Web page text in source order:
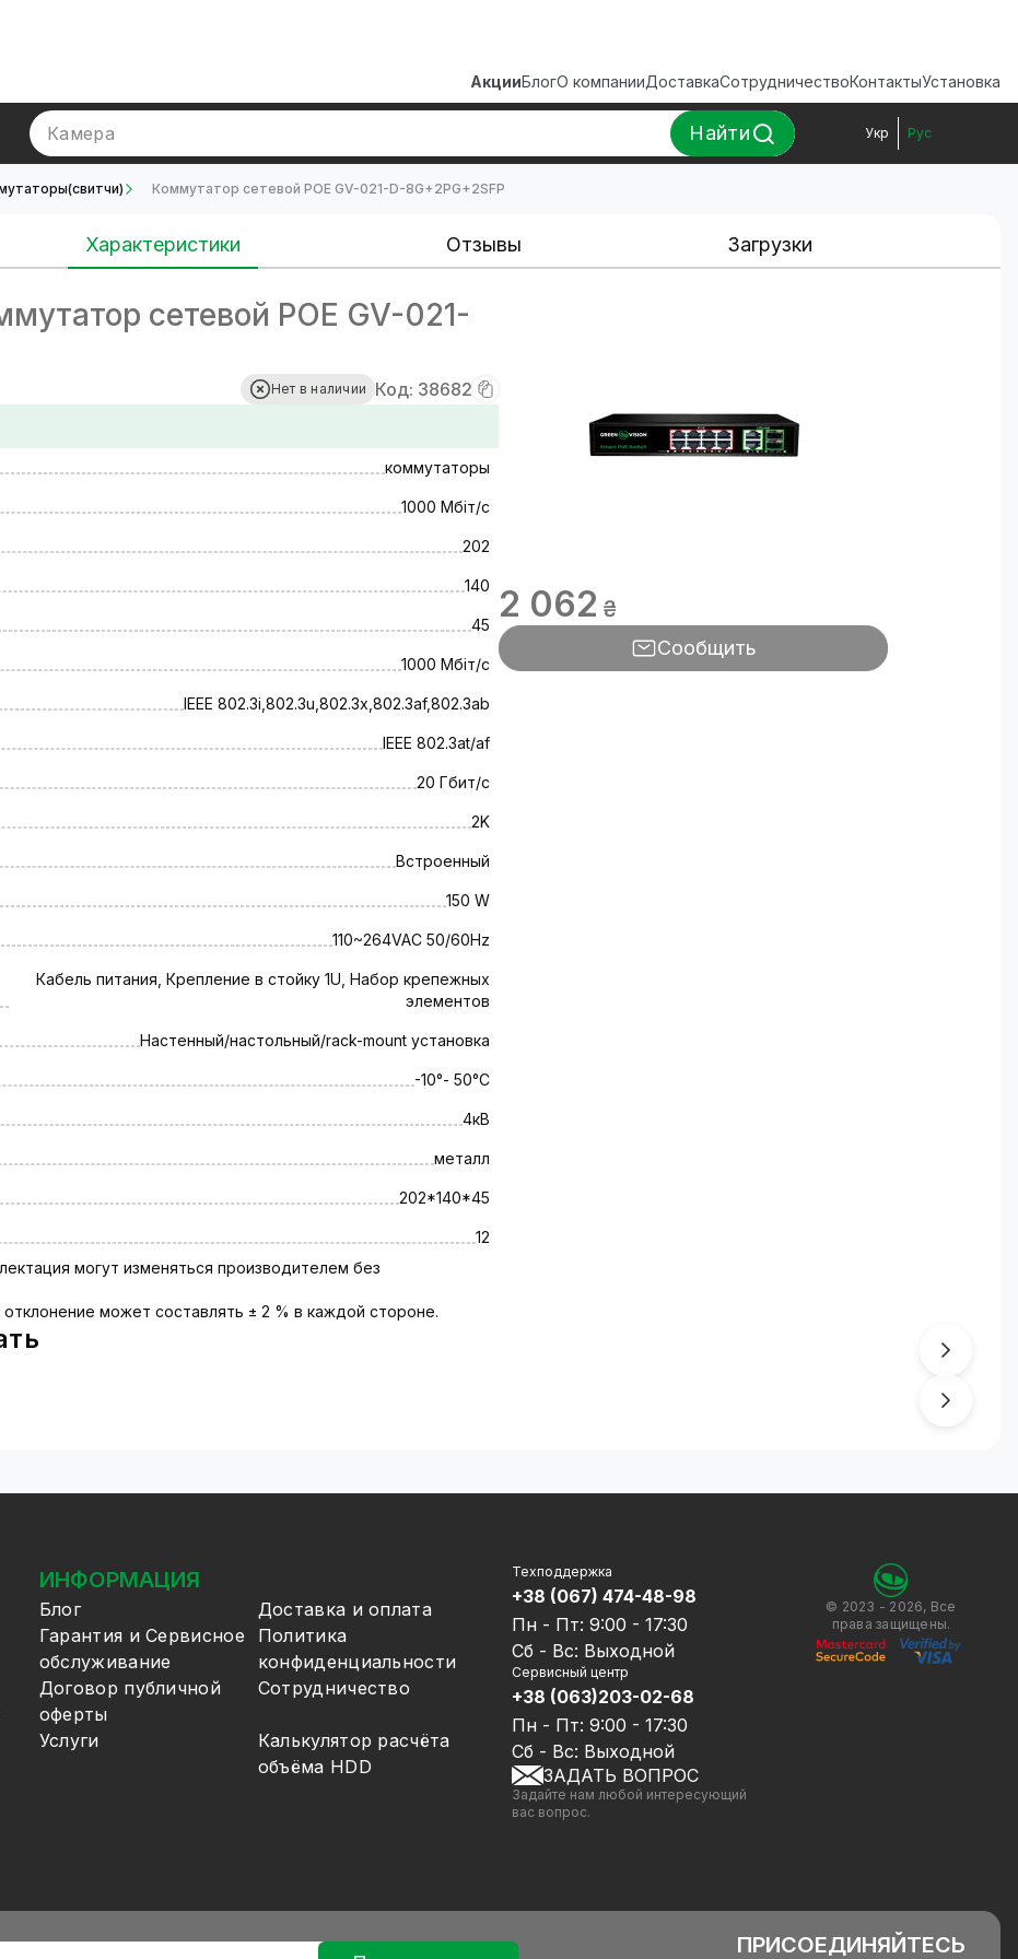
АкцииБлогО компанииДоставкаСотрудничествоКонтактыУстановка
Камера Найти Укр Рус
Коммутатор сетевой POE GV-021-D-8G+2PG+2SFP
Характеристики Отзывы Загрузки
сетевой POE GV-021-
Нет в наличии
Код: 38682
коммутаторы
1000 Мбіт/с
202
140
45
1000 Мбіт/с
IEEE 802.3i,802.3u,802.3x,802.3af,802.3ab
IEEE 802.3at/af
20 Гбит/с
2K
Встроенный
150 W
110~264VAC 50/60Hz
Кабель питания, Крепление в стойку 1U, Набор крепежных
элементов
Настенный/настольный/rack-mount установка
-10°- 50°C
4кВ
металл
202*140*45
12
могут изменяться производителем без
может составлять ± 2 % в каждой стороне.
2 062 ₴
Сообщить
ИНФОРМАЦИЯ
Блог
Доставка и оплата
Гарантия и Сервисное
обслуживание
Политика
конфиденциальности
Договор публичной
оферты
Сотрудничество
Услуги
Калькулятор расчёта
объёма HDD
Техподдержка
+38 (067) 474-48-98
Пн - Пт: 9:00 - 17:30
Сб - Вс: Выходной
Сервисный центр
+38 (063)203-02-68
Пн - Пт: 9:00 - 17:30
Сб - Вс: Выходной
ЗАДАТЬ ВОПРОС
Задайте нам любой интересующий
вас вопрос.
© 2023 - 2026, Все
права защищены.
ПРИСОЕДИНЯЙТЕСЬ